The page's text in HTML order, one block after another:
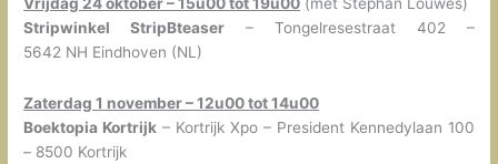
Vrijdag 24 oktober – 15u00 tot 19u00 (met Stephan Louwes)
Stripwinkel StripBteaser – Tongelresestraat 402 –
5642 NH Eindhoven (NL)
Zaterdag 1 november – 12u00 tot 14u00
Boektopia Kortrijk – Kortrijk Xpo – President Kennedylaan 100
– 8500 Kortrijk